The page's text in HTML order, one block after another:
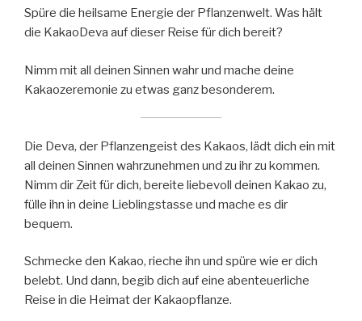
Spüre die heilsame Energie der Pflanzenwelt. Was hält
die KakaoDeva auf dieser Reise für dich bereit?
Nimm mit all deinen Sinnen wahr und mache deine
Kakaozeremonie zu etwas ganz besonderem.
Die Deva, der Pflanzengeist des Kakaos, lädt dich ein mit
all deinen Sinnen wahrzunehmen und zu ihr zu kommen.
Nimm dir Zeit für dich, bereite liebevoll deinen Kakao zu,
fülle ihn in deine Lieblingstasse und mache es dir
bequem.
Schmecke den Kakao, rieche ihn und spüre wie er dich
belebt. Und dann, begib dich auf eine abenteuerliche
Reise in die Heimat der Kakaopflanze.